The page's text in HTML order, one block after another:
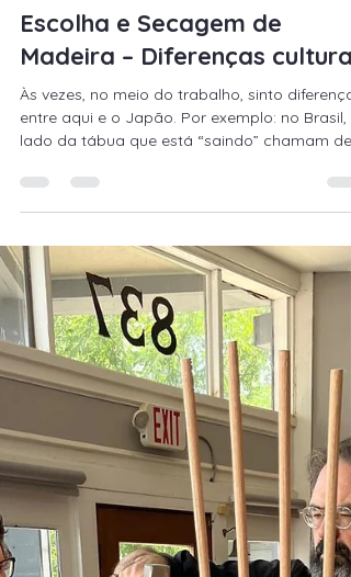
2 de set. de 2025
2 min de leitura
Escolha e Secagem de
Madeira – Diferenças
Às vezes, no meio do trabalho, sinto diferença
entre aqui e o Japão. Por exemplo: no Brasil, o
lado da tábua que está “saindo” chamam de
barriga¹, mas no Japão é o contrário. Nós
aprendemos que madeira precisa usar de
costa². Se usar de barriga, não aguenta
Quer dizer que madeira precisa usar lado
curvado (convexo) para cima para aguentar
peso. Aqui chamam de barriga para cima; no
Japão, de costa para cima.